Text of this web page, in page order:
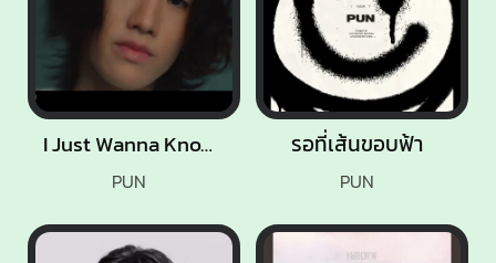
I Just Wanna Know
PUN
รอที่เส้นขอบฟ้า
PUN